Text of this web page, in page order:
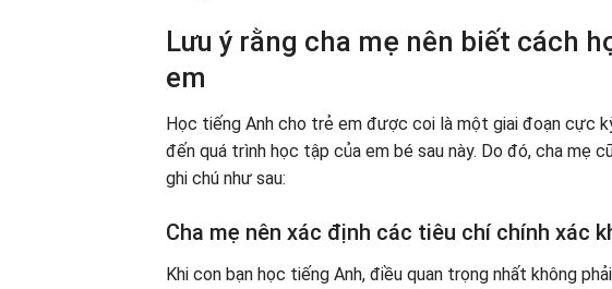
Lưu ý rằng cha mẹ nên biết cách
em
Học tiếng Anh cho trẻ em được coi là một giai đoạn cực
đến quá trình học tập của em bé sau này. Do đó, cha mẹ
ghi chú như sau:
Cha mẹ nên xác định các tiêu chí chính xác
Khi con bạn học tiếng Anh, điều quan trọng nhất không